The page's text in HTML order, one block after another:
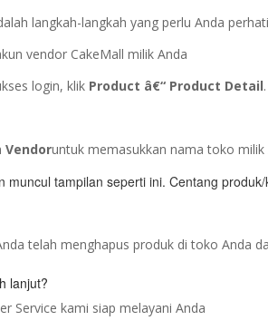
langkah-langkah yang perlu Anda
vendor CakeMall milik Anda
login, klik Product â€“ Product Detail
Vendoruntuk memasukkan nama toko milik
muncul tampilan seperti ini. Centang
telah menghapus produk di toko Anda
lanjut?
Service kami siap melayani Anda